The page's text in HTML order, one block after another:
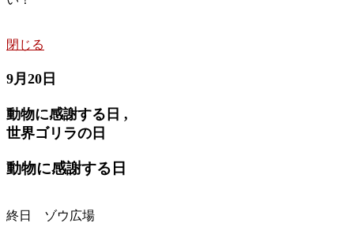
閉じる
9月20日
動物に感謝する日 ,
世界ゴリラの日
動物に感謝する日
終日 ゾウ広場